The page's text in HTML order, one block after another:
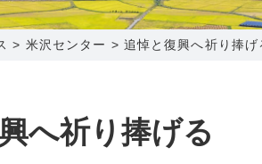
0120-173-577
営業時間 9:15～18:00
> 米沢センター > 追悼と復興へ祈り捧げ
へ祈り捧げる